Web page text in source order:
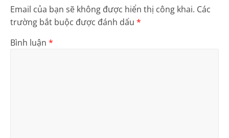
Email của bạn sẽ không được hiển thị công khai. Các
trường bắt buộc được đánh dấu *
Bình luận *